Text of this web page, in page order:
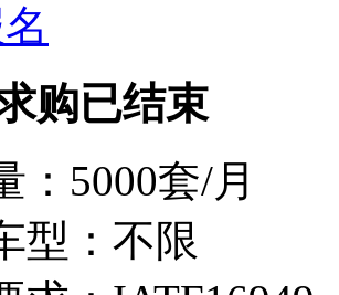
购已结束
： 5000套/月
型： 不限